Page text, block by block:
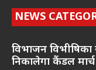
NEWS
विभाजन
निकालेगा कैंडल मार्च